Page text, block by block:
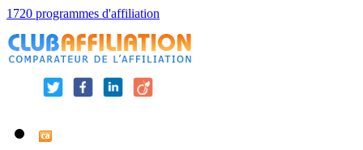
1720 programmes d'affiliation